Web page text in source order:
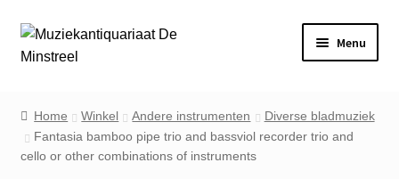
Ga
door
Ga
naar
Menu
Contact
Home Winkel Andere instrumenten
Diverse bladmuziek
Fantasia bamboo pipe trio and bassviol recorder trio and
cello or other combinations of instruments